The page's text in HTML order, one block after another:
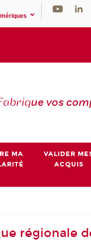
ue vos
MA
VALIDER
ACQUIS
régionale